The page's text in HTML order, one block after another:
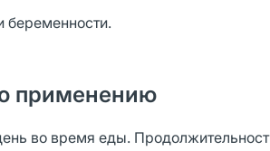
беременности.
применению
во время еды.